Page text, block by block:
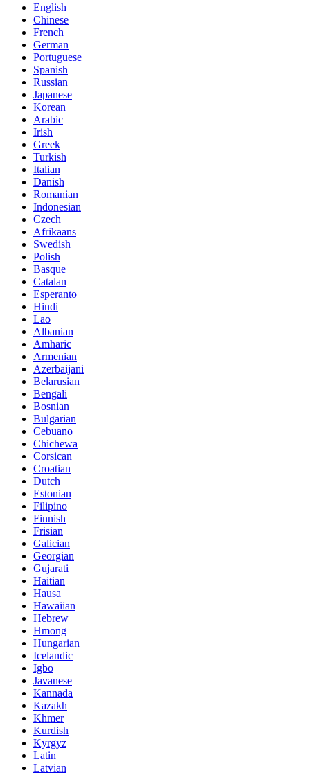
English
Chinese
French
German
Portuguese
Spanish
Russian
Japanese
Korean
Arabic
Irish
Greek
Turkish
Italian
Danish
Romanian
Indonesian
Czech
Afrikaans
Swedish
Polish
Basque
Catalan
Esperanto
Hindi
Lao
Albanian
Amharic
Armenian
Azerbaijani
Belarusian
Bengali
Bosnian
Bulgarian
Cebuano
Chichewa
Corsican
Croatian
Dutch
Estonian
Filipino
Finnish
Frisian
Galician
Georgian
Gujarati
Haitian
Hausa
Hawaiian
Hebrew
Hmong
Hungarian
Icelandic
Igbo
Javanese
Kannada
Kazakh
Khmer
Kurdish
Kyrgyz
Latin
Latvian